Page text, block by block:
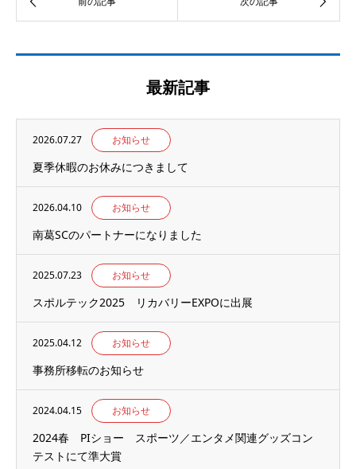
最新記事
2026.07.27 お知らせ
夏季休暇のお休みにつきまして
2026.04.10 お知らせ
南葛SCのパートナーになりました
2025.07.23 お知らせ
スポルテック2025 リカバリーEXPOに出展
2025.04.12 お知らせ
事務所移転のお知らせ
2024.04.15 お知らせ
2024春 PIショー スポーツ／エンタメ関連グッズコン
テストにて準大賞